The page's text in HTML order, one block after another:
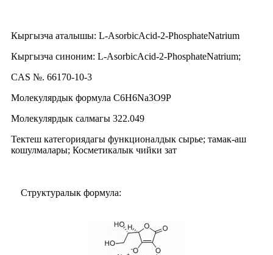
Кыргызча аталышы: L-AsorbicAcid-2-PhosphateNatrium
Кыргызча синоним: L-AsorbicAcid-2-PhosphateNatrium;
CAS №. 66170-10-3
Молекулярдык формула C6H6Na3O9P
Молекулярдык салмагы 322.049
Тектеш категориядагы функционалдык сырье; тамак-аш
кошулмалары; Косметикалык чийки зат
Структуралык формула: